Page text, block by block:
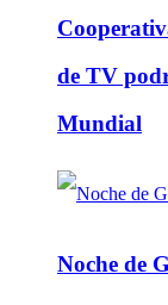
de TV
Mundial
Noche de